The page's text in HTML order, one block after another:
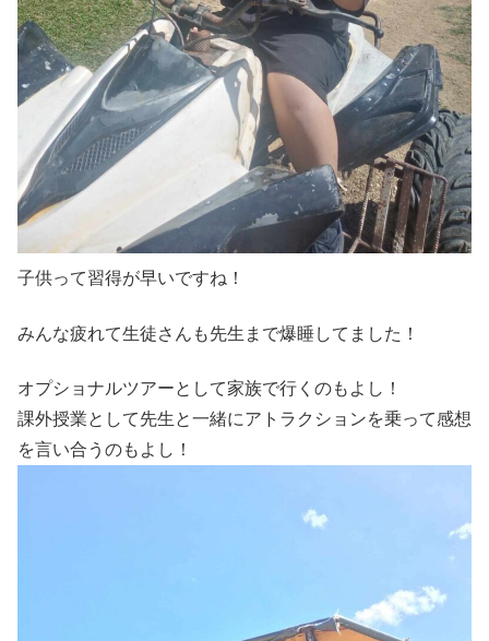
子供って習得が早いですね！
みんな疲れて生徒さんも先生まで爆睡してました！
オプショナルツアーとして家族で行くのもよし！
課外授業として先生と一緒にアトラクションを乗って感想
を言い合うのもよし！